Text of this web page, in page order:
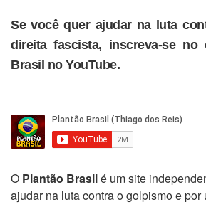
Se você quer ajudar na luta
direita fascista, inscreva-se no
Brasil no YouTube.
O Plantão Brasilé um site
ajudar na luta contra o golpismo e por